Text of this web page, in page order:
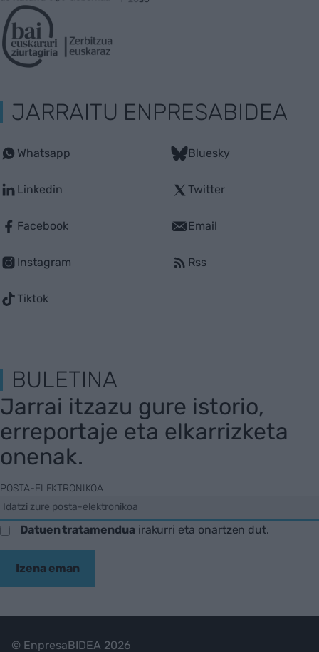
JARRAITU ENPRESABIDEA
Whatsapp
Linkedin
Facebook
Instagram
Tiktok
Bluesky
Twitter
Email
Rss
BULETINA
Jarrai itzazu gure istorio,
erreportaje eta elkarrizketa
onenak.
POSTA-ELEKTRONIKOA
Datuen tratamenduairakurri eta onartzen dut.
Izena eman
© EnpresaBIDEA 2026